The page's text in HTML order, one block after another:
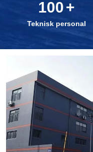
100+
Teknisk personal